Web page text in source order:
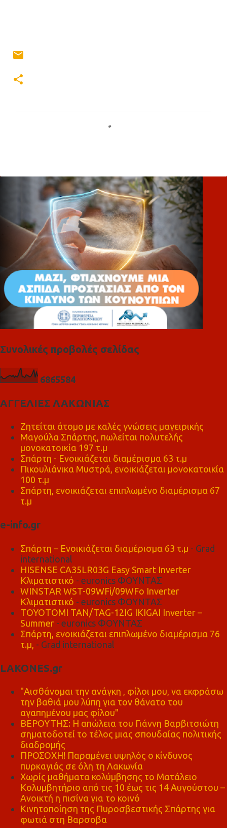
λ
Συνολικές προβολές σελίδας
6865584
ΑΓΓΕΛΙΕΣ ΛΑΚΩΝΙΑΣ
Ζητείται άτομο με καλές γνώσεις μαγειρικής
Μαγούλα Σπάρτης, πωλείται πολυτελής
μονοκατοικία 197 τ.μ
Σπάρτη - Ενοικιάζεται διαμέρισμα 63 τ.μ
Πικουλιάνικα Μυστρά, ενοικιάζεται μονοκατοικία
100 τ.μ
Σπάρτη, ενοικιάζεται επιπλωμένο διαμέρισμα 67
τ.μ
e-info.gr
Σπάρτη – Ενοικιάζεται διαμέρισμα 63 τ.μ - Grad
international
HISENSE CA35LR03G Easy Smart Inverter
Κλιματιστικό - euronics ΦΟΥΝΤΑΣ
WINSTAR WST-09WFi/09WFo Inverter
Κλιματιστικό - euronics ΦΟΥΝΤΑΣ
TOYOTOMI TAN/TAG-12IG IKIGAI Inverter –
Summer - euronics ΦΟΥΝΤΑΣ
Σπάρτη, ενοικιάζεται επιπλωμένο διαμέρισμα 76
τ.μ, - Grad international
LAKONES.gr
"Αισθάνομαι την ανάγκη , φίλοι μου, να εκφράσω
την βαθιά μου λύπη για τον θάνατο του
αγαπημένου μας φίλου"
ΒΕΡΟΥΤΗΣ: Η απώλεια του Γιάννη Βαρβιτσιώτη
σηματοδοτεί το τέλος μιας σπουδαίας πολιτικής
διαδρομής
ΠΡΟΣΟΧΗ! Παραμένει υψηλός ο κίνδυνος
πυρκαγιάς σε όλη τη Λακωνία
Χωρίς μαθήματα κολύμβησης το Ματάλειο
Κολυμβητήριο από τις 10 έως τις 14 Αυγούστου –
Ανοικτή η πισίνα για το κοινό
Κινητοποίηση της Πυροσβεστικής Σπάρτης για
φωτιά στη Βαρσοβα